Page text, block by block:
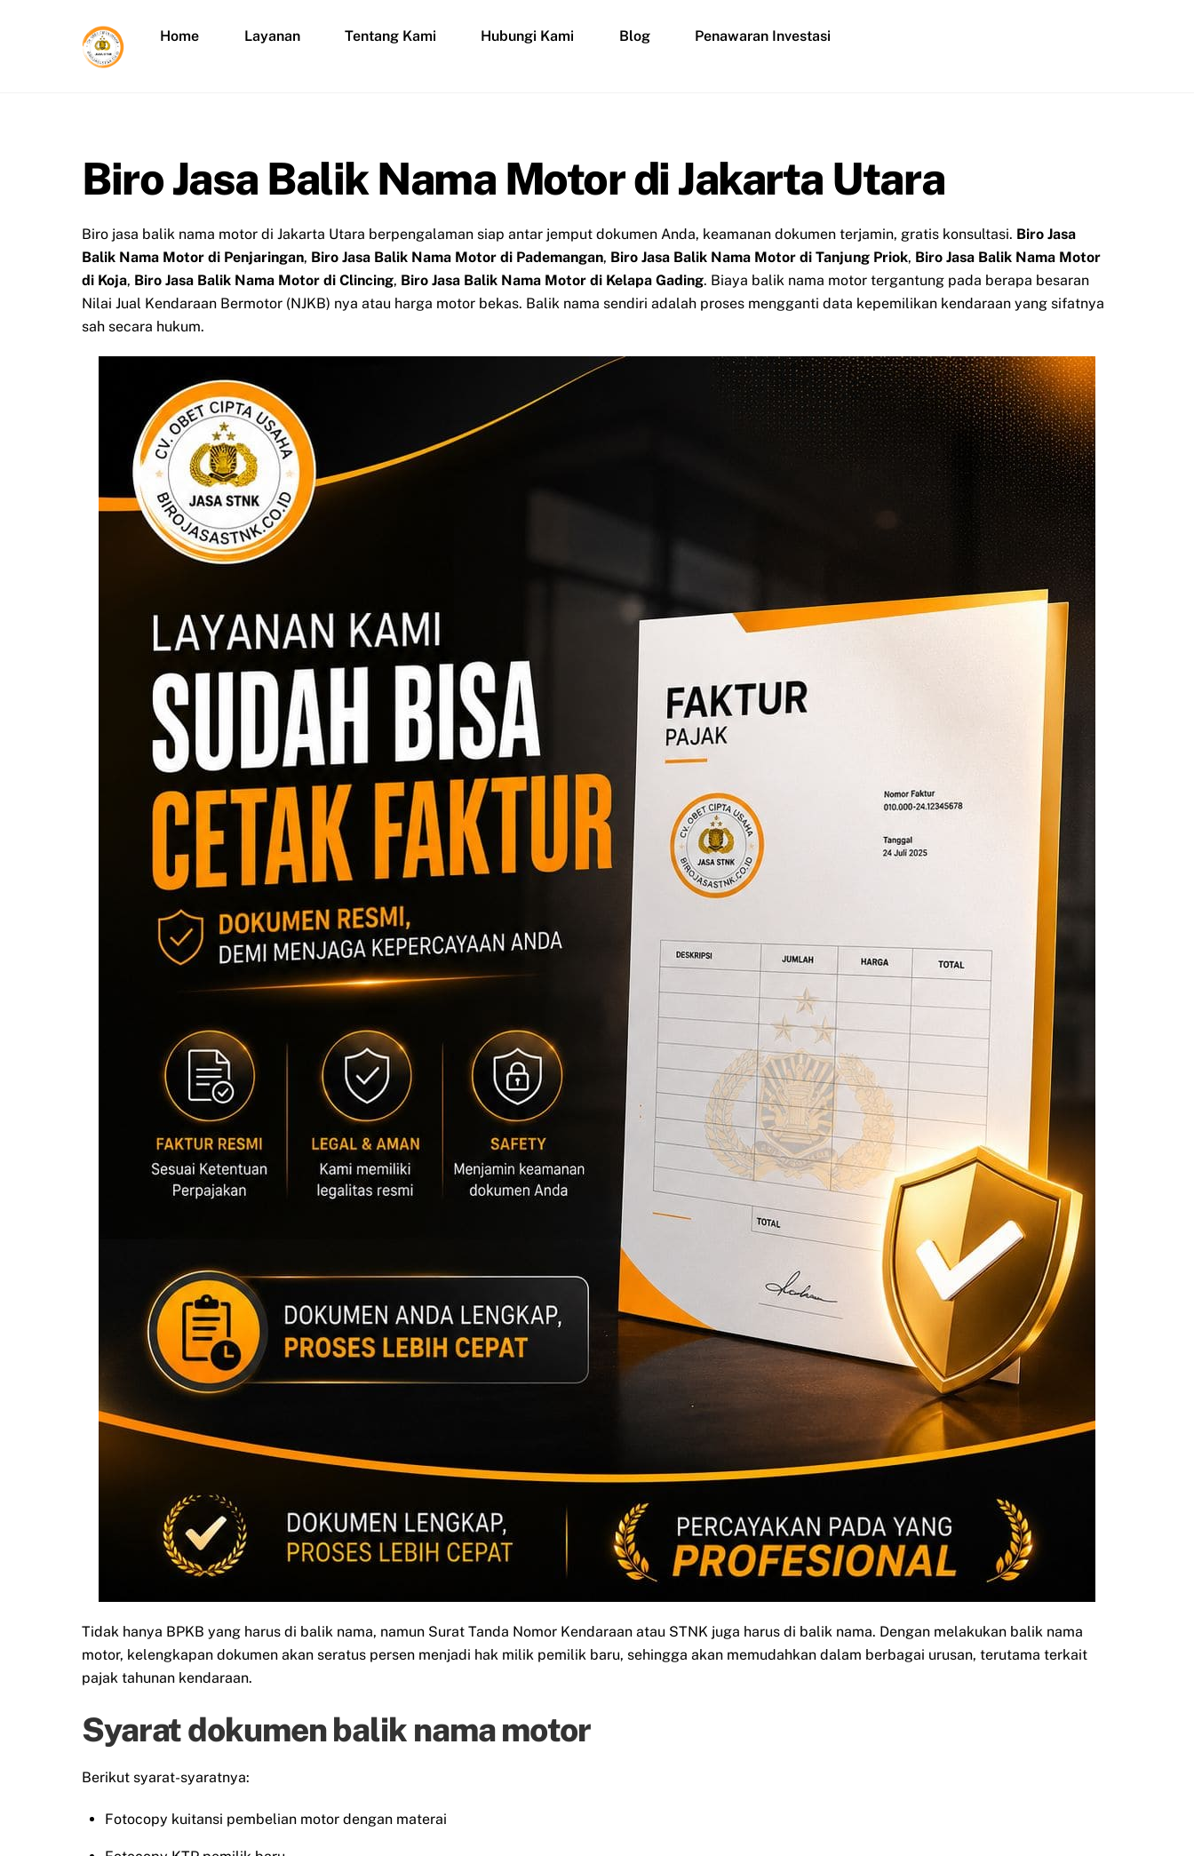
Home Layanan Tentang Kami Hubungi Kami Blog Penawaran Investasi
Biro Jasa Balik Nama Motor di Jakarta Utara
Biro jasa balik nama motor di Jakarta Utara berpengalaman siap antar jemput dokumen Anda, keamanan dokumen terjamin, gratis konsultasi. Biro Jasa
Balik Nama Motor di Penjaringan, Biro Jasa Balik Nama Motor di Pademangan, Biro Jasa Balik Nama Motor di Tanjung Priok, Biro Jasa Balik Nama Motor
di Koja, Biro Jasa Balik Nama Motor di Clincing, Biro Jasa Balik Nama Motor di Kelapa Gading. Biaya balik nama motor tergantung pada berapa besaran
Nilai Jual Kendaraan Bermotor (NJKB) nya atau harga motor bekas. Balik nama sendiri adalah proses mengganti data kepemilikan kendaraan yang sifatnya
sah secara hukum.
Tidak hanya BPKB yang harus di balik nama, namun Surat Tanda Nomor Kendaraan atau STNK juga harus di balik nama. Dengan melakukan balik nama
motor, kelengkapan dokumen akan seratus persen menjadi hak milik pemilik baru, sehingga akan memudahkan dalam berbagai urusan, terutama terkait
pajak tahunan kendaraan.
Syarat dokumen balik nama motor
Berikut syarat-syaratnya:
Fotocopy kuitansi pembelian motor dengan materai